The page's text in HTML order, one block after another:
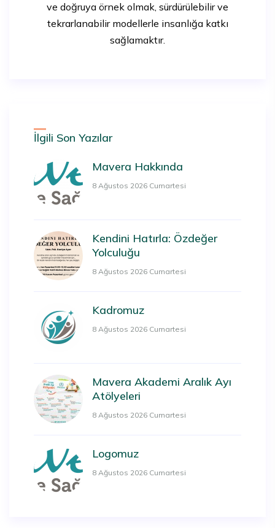
ve doğruya örnek olmak, sürdürülebilir ve
tekrarlanabilir modellerle insanlığa katkı
sağlamaktır.
İlgili Son Yazılar
Mavera Hakkında
8 Ağustos 2026 Cumartesi
Kendini Hatırla: Özdeğer
Yolculuğu
8 Ağustos 2026 Cumartesi
Kadromuz
8 Ağustos 2026 Cumartesi
Mavera Akademi Aralık Ayı
Atölyeleri
8 Ağustos 2026 Cumartesi
Logomuz
8 Ağustos 2026 Cumartesi